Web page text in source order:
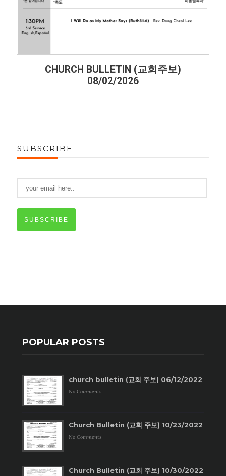
CHURCH BULLETIN (교회주보)
08/02/2026
SUBSCRIBE
SUBSCRIBE
POPULAR POSTS
church bulletin (교회 주보) 06/12/2022
No Comments
Church Bulletin (교회 주보) 10/23/2022
No Comments
Church Bulletin (교회 주보) 10/30/2022